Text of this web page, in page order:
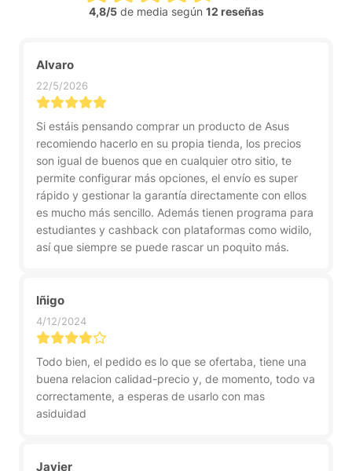
4,8/5de media según 12 reseñas
Alvaro
22/5/2026
Si estáis pensando comprar un producto de Asus
recomiendo hacerlo en su propia tienda, los precios
son igual de buenos que en cualquier otro sitio, te
permite configurar más opciones, el envío es super
rápido y gestionar la garantía directamente con ellos
es mucho más sencillo. Además tienen programa para
estudiantes y cashback con plataformas como widilo,
así que siempre se puede rascar un poquito más.
Iñigo
4/12/2024
Todo bien, el pedido es lo que se ofertaba, tiene una
buena relacion calidad-precio y, de momento, todo va
correctamente, a esperas de usarlo con mas
asiduidad
Javier